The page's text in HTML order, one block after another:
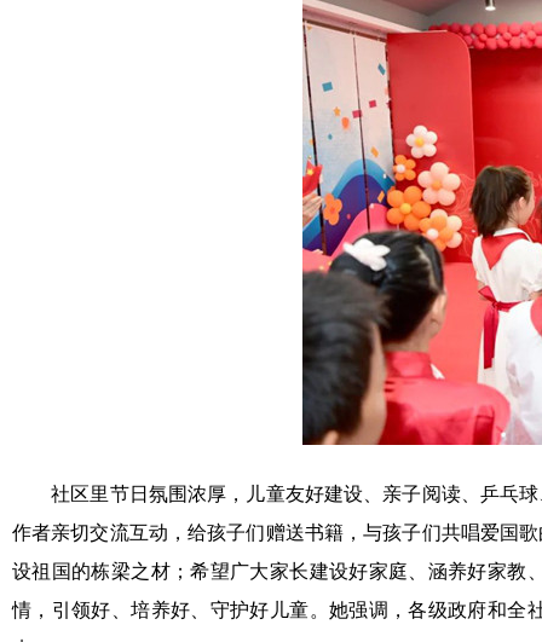
社区里节日氛围浓厚，儿童友好建设、亲子阅读、乒乓
作者亲切交流互动，给孩子们赠送书籍，与孩子们共唱爱国
设祖国的栋梁之材；希望广大家长建设好家庭、涵养好家
情，引领好、培养好、守护好儿童。她强调，各级政府和